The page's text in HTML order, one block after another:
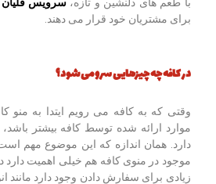
برای مشتریان خود قرار می دهند.
در کافه چه چیزهایی سرو می شود؟
وقتی که به کافه می رویم ایتدا به منو
موارد ارائه شده توسط کافه بیشتر
دارد. همان اندازه که این موضوع مهم
موجود در منوی کافه هم خیلی اهمیت دارد
زیادی برای سفارش دادن وجود دارد مانند